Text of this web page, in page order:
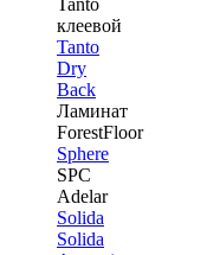
Tanto
клеевой
Tanto
Dry
Back
Ламинат
ForestFloor
Sphere
SPC
Adelar
Solida
Solida